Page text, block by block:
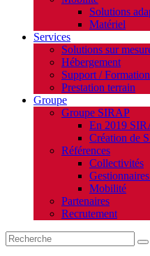
Solutions
Matériel
Services
Solutions sur
Hébergement
Support / Formation
Prestation terrain
Groupe
Groupe SIRAP
En 2019
Création de
Références
Collectivités
Mobilité
Partenaires
Recrutement